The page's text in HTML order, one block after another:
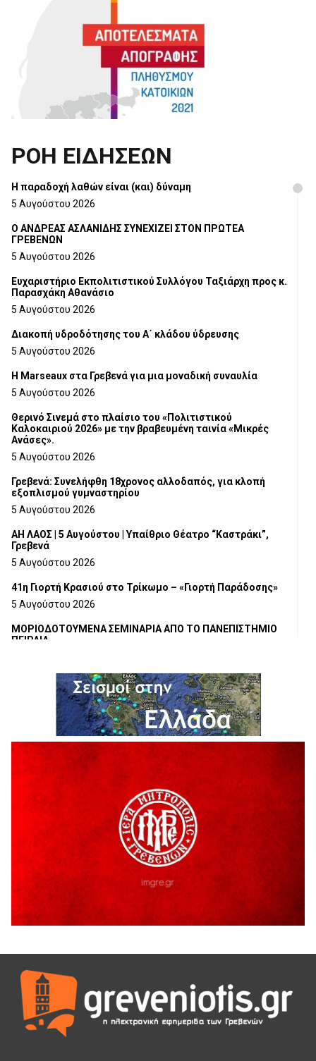
ΡΟΗ ΕΙΔΗΣΕΩΝ
H παραδοχή λαθών είναι (και) δύναμη
5 Αυγούστου 2026
Ο ΑΝΔΡΕΑΣ ΑΣΛΑΝΙΔΗΣ ΣΥΝΕΧΙΖΕΙ ΣΤΟΝ ΠΡΩΤΕΑ
ΓΡΕΒΕΝΩΝ
5 Αυγούστου 2026
Ευχαριστήριο Εκπολιτιστικού Συλλόγου Ταξιάρχη προς κ.
Παρασχάκη Αθανάσιο
5 Αυγούστου 2026
Διακοπή υδροδότησης του Α΄ κλάδου ύδρευσης
5 Αυγούστου 2026
Η Marseaux στα Γρεβενά για μια μοναδική συναυλία
5 Αυγούστου 2026
Θερινό Σινεμά στο πλαίσιο του «Πολιτιστικού
Καλοκαιριού 2026» με την βραβευμένη ταινία «Μικρές
Ανάσες».
5 Αυγούστου 2026
Γρεβενά: Συνελήφθη 18χρονος αλλοδαπός, για κλοπή
εξοπλισμού γυμναστηρίου
5 Αυγούστου 2026
ΑΗ ΛΑΟΣ | 5 Αυγούστου | Υπαίθριο Θέατρο “Καστράκι”,
Γρεβενά
5 Αυγούστου 2026
41η Γιορτή Κρασιού στο Τρίκωμο – «Γιορτή Παράδοσης»
5 Αυγούστου 2026
ΜΟΡΙΟΔΟΤΟΥΜΕΝΑ ΣΕΜΙΝΑΡΙΑ ΑΠΟ ΤΟ ΠΑΝΕΠΙΣΤΗΜΙΟ
ΠΕΙΡΑΙΑ
ΕΥΧΑΡΙΣΤΙΕΣ Φυσιολατρικού Συλλόγου Γρεβενών
4 Αυγούστου 2026
Έκτακτη χρηματοδότηση 400.000€ για επιπλέον εργασίες
στο Δημοτικό Στάδιο Γρεβενών «Μίλτος Τεντόγλου»
4 Αυγούστου 2026
Τελικά τι είναι πολιτισμός;
Ολοσχερής καταστροφή κατοικίας από πυρκαγιά στην
Καληράχη Γρεβενών
ΚΑΤΑΓΡΑΦΗ ΤΕΚΜΗΡΙΩΣΗ ΚΑΙ ΨΗΦΙΟΠΟΙΗΣΗ ΤΩΝ
ΜΑΣΤΟΡΙΚΩΝ ΕΡΓΑΛΕΙΩΝ ΤΗΣ ΣΥΛΛΟΓΗΣ ΚΥΠΑΡΙΣΣΙΟΥ
ΓΡΕΒΕΝΩΝ
3 Αυγούστου 2026
3 Αυγούστου 2026
ΠΡΟΓΡΑΜΜΑ ΠΑΝΗΓΥΡΕΩΣ ΙΕΡΑΣ ΜΟΝΗΣ ΖΑΒΟΡΔΑΣ 2026
3 Αυγούστου 2026
Διακοπή ηλεκτρικού ρεύματος
3 Αυγούστου 2026